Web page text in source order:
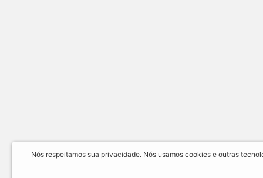
Nós respeitamos sua privacidade. Nós usamos cookies e outras